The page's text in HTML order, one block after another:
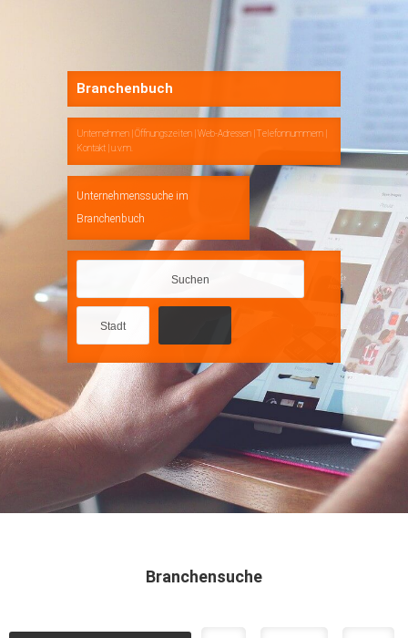
Branchenbuch
Unternehmen | Öffnungszeiten | Web-Adressen | Telefonnummern |
Kontakt | u.v.m.
Unternehmenssuche im
Branchenbuch
Branchensuche